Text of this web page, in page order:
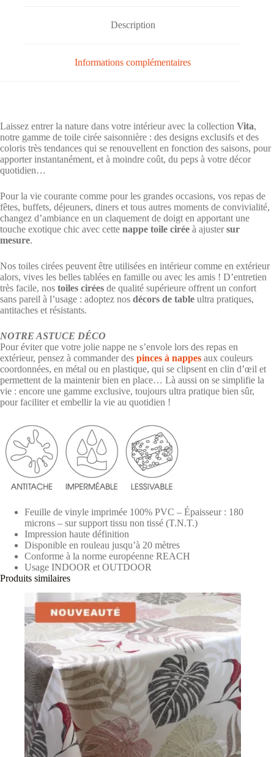
Description
Informations complémentaires
Laissez entrer la nature dans votre intérieur avec la collection Vita,
notre gamme de toile cirée saisonnière : des designs exclusifs et des
coloris très tendances qui se renouvellent en fonction des saisons, pour
apporter instantanément, et à moindre coût, du peps à votre décor
quotidien…
Pour la vie courante comme pour les grandes occasions, vos repas de
fêtes, buffets, déjeuners, diners et tous autres moments de convivialité,
changez d’ambiance en un claquement de doigt en apportant une
touche exotique chic avec cette nappe toile cirée à ajustersur
mesure.
Nos toiles cirées peuvent être utilisées en intérieur comme en extérieur
alors, vives les belles tablées en famille ou avec les amis ! D’entretien
très facile, nos toiles cirées de qualité supérieure offrent un confort
sans pareil à l’usage : adoptez nos décors de table ultra pratiques,
antitaches et résistants.
NOTRE ASTUCE DÉCO
Pour éviter que votre jolie nappe ne s’envole lors des repas en
extérieur, pensez à commander des pinces à nappes aux couleurs
coordonnées, en métal ou en plastique, qui se clipsent en clin d’œil et
permettent de la maintenir bien en place… Là aussi on se simplifie la
vie : encore une gamme exclusive, toujours ultra pratique bien sûr,
pour faciliter et embellir la vie au quotidien !
Feuille de vinyle imprimée 100% PVC – Épaisseur : 180
microns – sur support tissu non tissé (T.N.T.)
Impression haute définition
Disponible en rouleau jusqu’à 20 mètres
Conforme à la norme européenne REACH
Usage INDOOR et OUTDOOR
Produits similaires